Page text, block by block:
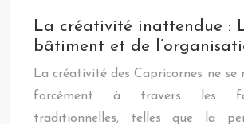
La créativité inattendue :
bâtiment et de
La créativité des Capricornes ne se
forcément à travers les
traditionnelles, telles que la